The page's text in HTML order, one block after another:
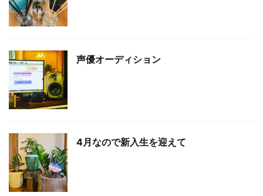
声優オーディション
4月なので新入生を迎えて